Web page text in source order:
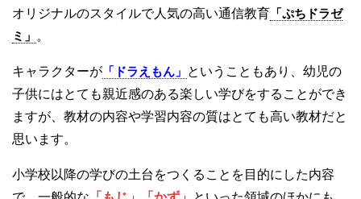
オリジナルのスタイルで人気の高い通信教育 「ぷちドラゼ
ミ」 。
キャラクターが 「ドラえもん」 ということもあり、幼児の
子供にはとても親近感のある楽しい学びをすることができ
ますが、教材の内容や学習内容の質はとても高い教材だと
思います。
小学校以降の学びの土台をつくることを目的にした内容